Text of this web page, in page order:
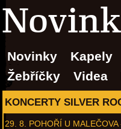
Novinky Kapely
Žebříčky
Videa
KONCERTY SILVER
29. 8. POHOŘÍ U MALEČOVA